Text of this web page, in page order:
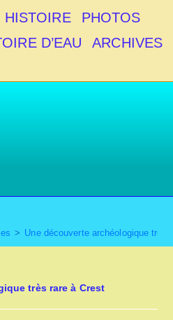
HISTOIRE
PHOTOS
D’EAU ARCHIVES
> Une découverte archéologique très
très rare à Crest